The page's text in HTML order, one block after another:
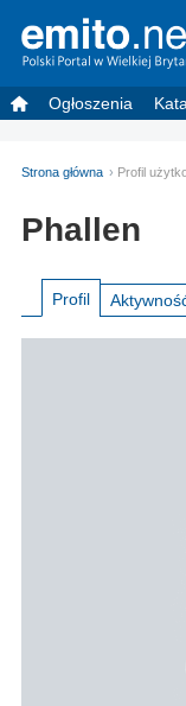
Ogłoszenia
Strona główna Profil
Phallen
Profil